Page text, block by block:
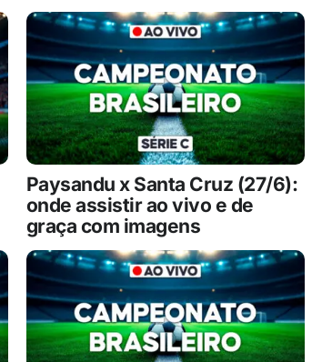
Paysandu x Santa Cruz (27/6):
onde assistir ao vivo e de
graça com imagens